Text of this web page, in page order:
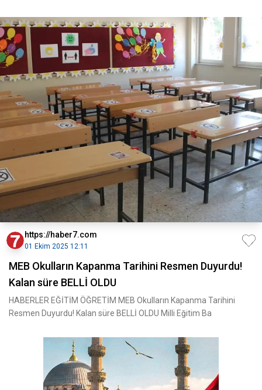
https://haber7.com
01 Ekim 2025 12:11
MEB Okulların Kapanma Tarihini Resmen Duyurdu!
Kalan süre BELLİ OLDU
HABERLER EĞİTİM ÖĞRETİM MEB Okulların Kapanma Tarihini
Resmen Duyurdu! Kalan süre BELLİ OLDU Milli Eğitim Ba